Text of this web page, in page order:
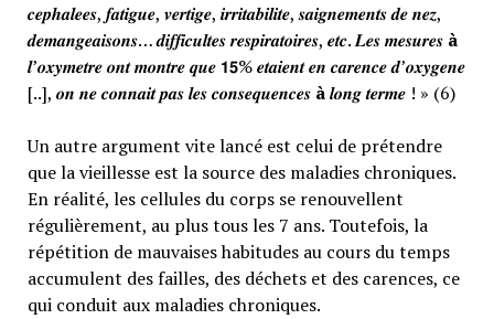
𝒄𝒆𝒑𝒉𝒂𝒍𝒆𝒆𝒔, 𝒇𝒂𝒕𝒊𝒈𝒖𝒆, 𝒗𝒆𝒓𝒕𝒊𝒈𝒆, 𝒊𝒓𝒓𝒊𝒕𝒂𝒃𝒊𝒍𝒊𝒕𝒆, 𝒔𝒂𝒊𝒈𝒏𝒆𝒎𝒆𝒏𝒕𝒔 𝒅𝒆 𝒏𝒆𝒛,
𝒅𝒆𝒎𝒂𝒏𝒈𝒆𝒂𝒊𝒔𝒐𝒏𝒔… 𝒅𝒊𝒇𝒇𝒊𝒄𝒖𝒍𝒕𝒆𝒔 𝒓𝒆𝒔𝒑𝒊𝒓𝒂𝒕𝒐𝒊𝒓𝒆𝒔, 𝒆𝒕𝒄. 𝑳𝒆𝒔 𝒎𝒆𝒔𝒖𝒓𝒆𝒔 à
𝒍’𝒐𝒙𝒚𝒎𝒆𝒕𝒓𝒆 𝒐𝒏𝒕 𝒎𝒐𝒏𝒕𝒓𝒆 𝒒𝒖𝒆 𝟭𝟱% 𝒆𝒕𝒂𝒊𝒆𝒏𝒕 𝒆𝒏 𝒄𝒂𝒓𝒆𝒏𝒄𝒆 𝒅’𝒐𝒙𝒚𝒈𝒆𝒏𝒆
[..], 𝒐𝒏 𝒏𝒆 𝒄𝒐𝒏𝒏𝒂𝒊𝒕 𝒑𝒂𝒔 𝒍𝒆𝒔 𝒄𝒐𝒏𝒔𝒆𝒒𝒖𝒆𝒏𝒄𝒆𝒔 à𝒍𝒐𝒏𝒈 𝒕𝒆𝒓𝒎𝒆 ! » (6)
Un autre argument vite lancé est celui de prétendre
que la vieillesse est la source des maladies chroniques.
En réalité, les cellules du corps se renouvellent
régulièrement, au plus tous les 7 ans. Toutefois, la
répétition de mauvaises habitudes au cours du temps
accumulent des failles, des déchets et des carences, ce
qui conduit aux maladies chroniques.